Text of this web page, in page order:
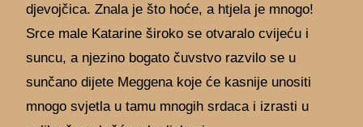
djevojčica. Znala je što hoće, a htjela je mnogo!
Srce male Katarine široko se otvaralo cvijeću i
suncu, a njezino bogato čuvstvo razvilo se u
sunčano dijete Meggena koje će kasnije unositi
mnogo svjetla u tamu mnogih srdaca i izrasti u